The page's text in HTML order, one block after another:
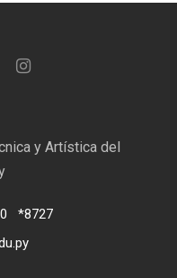
y Artística del
*8727